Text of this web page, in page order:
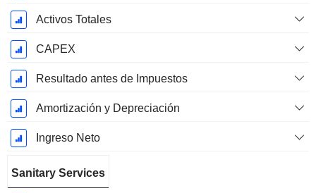
Activos Totales
CAPEX
Resultado antes de Impuestos
Amortización y Depreciación
Ingreso Neto
Sanitary Services